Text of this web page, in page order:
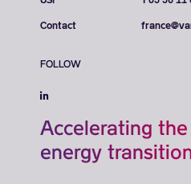
Contact
FOLLOW
Accelerating the
energy